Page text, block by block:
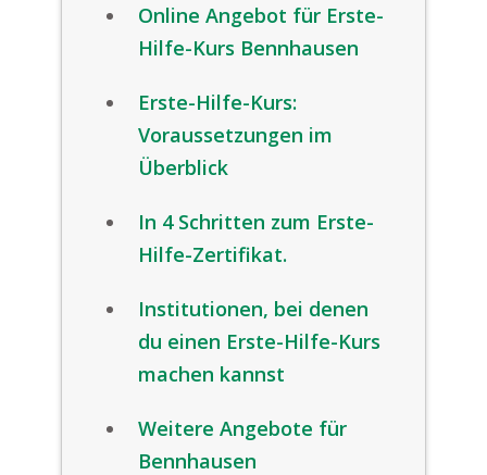
Online Angebot für Erste-
Hilfe-Kurs Bennhausen
Erste-Hilfe-Kurs:
Voraussetzungen im
Überblick
In 4 Schritten zum Erste-
Hilfe-Zertifikat.
Institutionen, bei denen
du einen Erste-Hilfe-Kurs
machen kannst
Weitere Angebote für
Bennhausen